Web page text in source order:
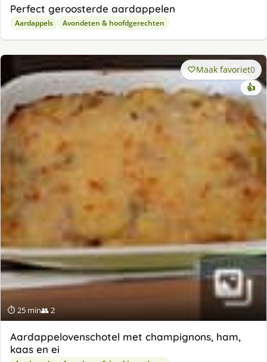
Perfect geroosterde aardappelen
Aardappels Avondeten & hoofdgerechten
⏱ 25 min👥 2
Maak favoriet0
👍
Aardappelovenschotel met champignons, ham,
kaas en ei